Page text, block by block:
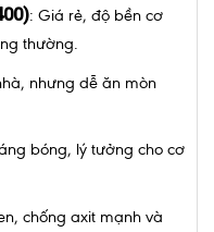
: Giá rẻ, độ bền cơ
thường.
nhưng dễ ăn mòn
bóng, lý tưởng cho cơ
chống axit mạnh và